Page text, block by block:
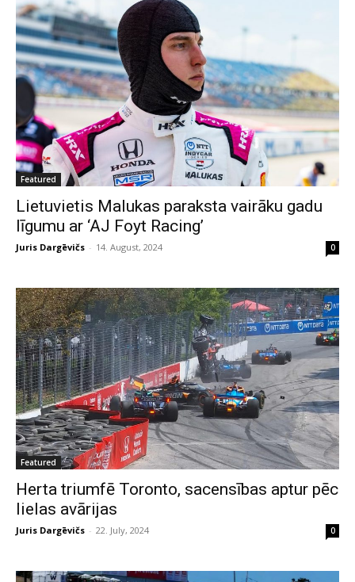
Featured
Lietuvietis Malukas paraksta vairāku gadu
līgumu ar ‘AJ Foyt Racing’
Juris Dargēvičs - 14. August, 2024 0
Featured
Herta triumfē Toronto, sacensības aptur pēc
lielas avārijas
Juris Dargēvičs - 22. July, 2024 0